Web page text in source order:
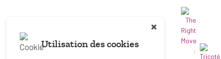
Utilisation des cookies